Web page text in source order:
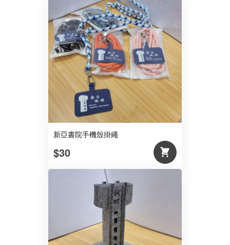
新亞書院手機殼掛繩
$30